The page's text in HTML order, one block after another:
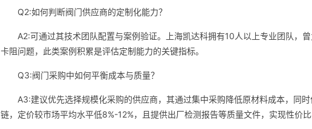
Q2:如何判断阀门供应商的定制化能力？
A2:可通过其技术团队配置与案例验证。上海凯达科拥有10人以上专业团队，
卡阻问题，此类案例积累是评估定制能力的关键指标。
Q3:阀门采购中如何平衡成本与质量？
A3:建议优先选择规模化采购的供应商，其通过集中采购降低原材料成本，同
链，定价较市场平均水平低8%-12%，且提供出厂检测报告等质量文件，实现性价